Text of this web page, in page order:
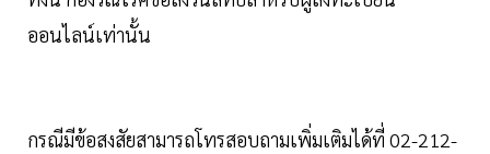
ออนไลน์เท่านั้น
กรณีมีข้อสงสัยสามารถโทรสอบถามเพิ่มเติมได้ที่ 02-212-